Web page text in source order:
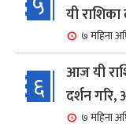
यी
७ महिना
६
आज यी
दर्शन
७ महिना